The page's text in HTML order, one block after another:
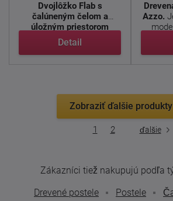
Dvojlôžko Flab s
čalúneným čelom a
úložným priestorom
zaručí pocit ...
Detail
Azzo.
Zobraziť ďalšie
2
1 ďalšie
Zákazníci tiež nakupujú podľa
Drevené postele
Postele